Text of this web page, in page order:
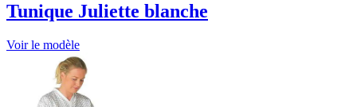
Tunique Juliette blanche
Voir le modèle